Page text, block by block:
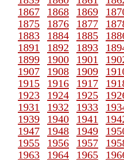
1867
1868 1869
1875
1876 1877
1883
1884 1885
1891
1892 1893
1899
1900 1901
1907
1908 1909
1915
1916 1917
1923
1924 1925
1931
1932 1933
1939
1940 1941
1947
1948 1949
1955
1956 1957
1963
1964 1965